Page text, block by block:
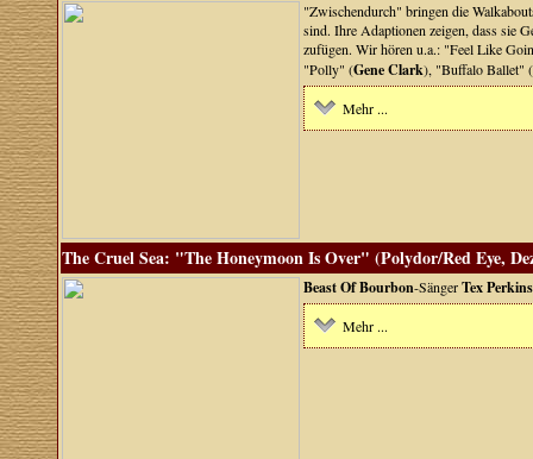
"Zwischendurch" bringen die
sind. Ihre Adaptionen zeigen, dass sie
zufügen. Wir hören u.a.: "Feel Like
"Polly" (Gene Clark), "Buffalo Ballet" (
Mehr ...
The Cruel Sea: "The Honeymoon Is Over" (Polydor/Red Eye,
Beast Of Bourbon-SängerTex Perkins
Mehr ...